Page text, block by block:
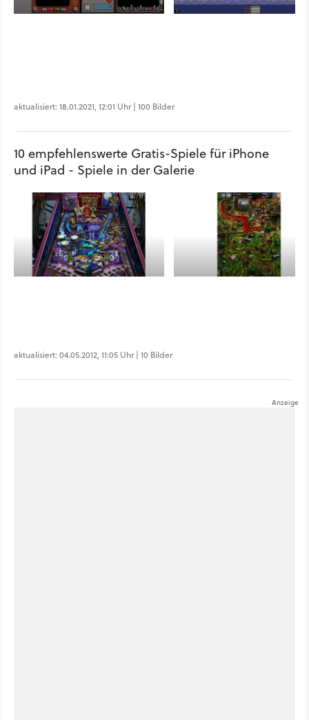
aktualisiert: 18.01.2021, 12:01 Uhr | 100 Bilder
10 empfehlenswerte Gratis-Spiele für iPhone
und iPad - Spiele in der Galerie
aktualisiert: 04.05.2012, 11:05 Uhr | 10 Bilder